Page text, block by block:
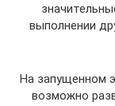
выполнении
На запущенном
возможно